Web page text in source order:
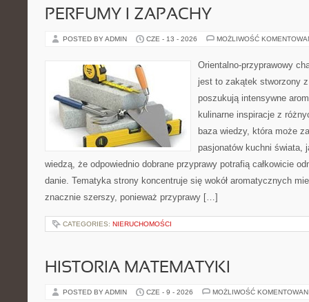
PERFUMY I ZAPACHY
POSTED BY ADMIN CZE - 13 - 2026 MOŻLIWOŚĆ
Orientalno-przyprawowy
jest to zakątek stworzony
poszukują intensywne
kulinarne inspiracje z
baza wiedzy, która może
pasjonatów kuchni świata,
wiedzą, że odpowiednio dobrane przyprawy potrafią całkowicie
danie. Tematyka strony koncentruje się wokół aromatycznych
znacznie szerszy, ponieważ przyprawy […]
CATEGORIES: NIERUCHOMOŚCI
HISTORIA MATEMATYKI
POSTED BY ADMIN CZE - 9 - 2026 MOŻLIWOŚĆ